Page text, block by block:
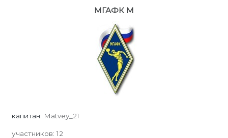
МГАФК М
капитан: Matvey_21
участников:12